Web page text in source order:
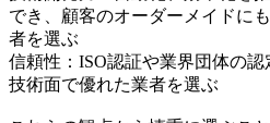
でき、顧客のオーダーメイドに
者を選ぶ
信頼性：ISO認証や業界団体の認
技術面で優れた業者を選ぶ